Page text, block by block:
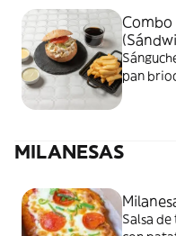
Combo
pan
MILANESAS
Salsa